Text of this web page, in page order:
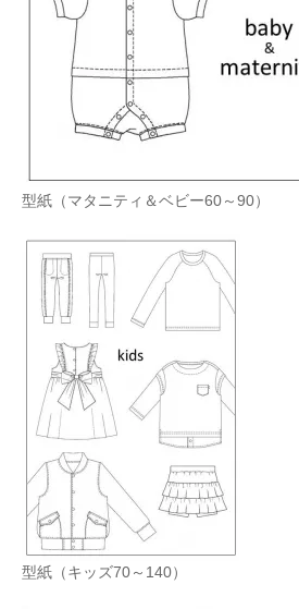
型紙（マタニティ＆ベビー60～90）
型紙（キッズ70～140）